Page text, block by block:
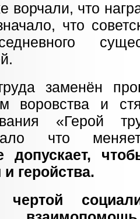
ворчали, что
что
заменён
воровства и
«Герой
что
допускает,
геройства.